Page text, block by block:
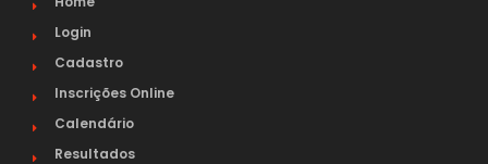
Login
Cadastro
Inscrições Online
Calendário
Resultados